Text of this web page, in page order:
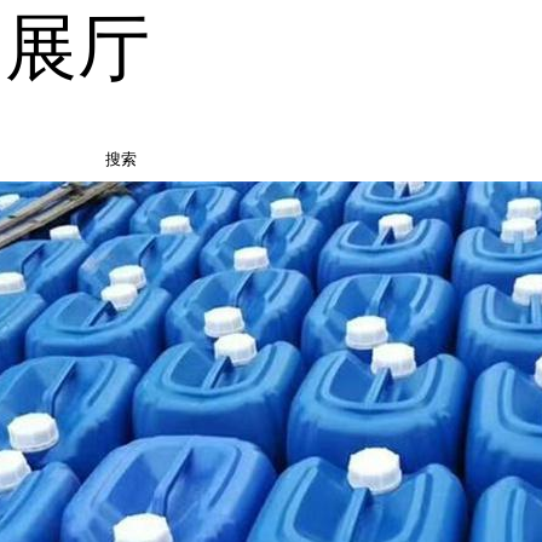
厅
搜索